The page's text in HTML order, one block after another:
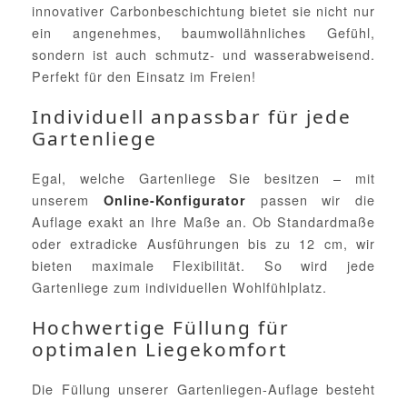
innovativer Carbonbeschichtung bietet sie nicht nur
ein angenehmes, baumwollähnliches Gefühl,
sondern ist auch schmutz- und wasserabweisend.
Perfekt für den Einsatz im Freien!
Individuell anpassbar für jede
Gartenliege
Egal, welche Gartenliege Sie besitzen – mit
unserem Online-Konfigurator passen wir die
Auflage exakt an Ihre Maße an. Ob Standardmaße
oder extradicke Ausführungen bis zu 12 cm, wir
bieten maximale Flexibilität. So wird jede
Gartenliege zum individuellen Wohlfühlplatz.
Hochwertige Füllung für
optimalen Liegekomfort
Die Füllung unserer Gartenliegen-Auflage besteht